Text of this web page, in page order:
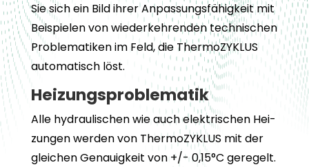
Sie sich ein Bild ihrer Anpas­sungs­fä­hig­keit mit
Bei­spie­len von wie­der­keh­ren­den tech­ni­schen
Pro­ble­ma­ti­ken im Feld, die ThermoZYKLUS
auto­ma­tisch löst.
Hei­zungs­pro­ble­ma­tik
Alle hydrau­li­schen wie auch elek­tri­schen Hei­
zun­gen wer­den von ThermoZYKLUS mit der
glei­chen Genau­ig­keit von +/- 0,15°C gere­gelt.